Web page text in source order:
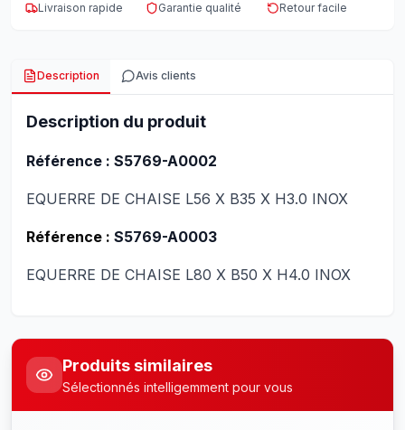
Livraison rapide Garantie qualité Retour facile
Description Avis clients
Description du produit
Référence : S5769-A0002
EQUERRE DE CHAISE L56 X B35 X H3.0 INOX
Référence : S5769-A0003
EQUERRE DE CHAISE L80 X B50 X H4.0 INOX
Produits similaires
Sélectionnés intelligemment pour vous